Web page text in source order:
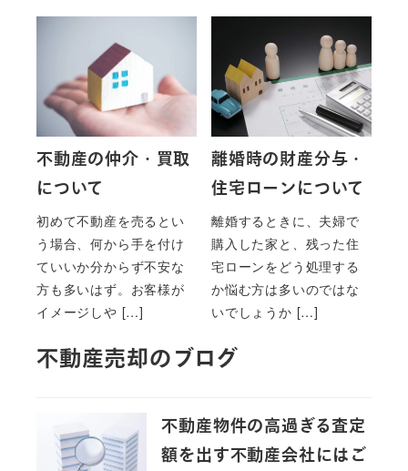
不動産の仲介・買取
について
初めて不動産を売るとい
う場合、何から手を付け
ていいか分からず不安な
方も多いはず。お客様が
イメージしや […]
離婚時の財産分与・
住宅ローンについて
離婚するときに、夫婦で
購入した家と、残った住
宅ローンをどう処理する
か悩む方は多いのではな
いでしょうか […]
不動産売却のブログ
不動産物件の高過ぎる査定
額を出す不動産会社にはご